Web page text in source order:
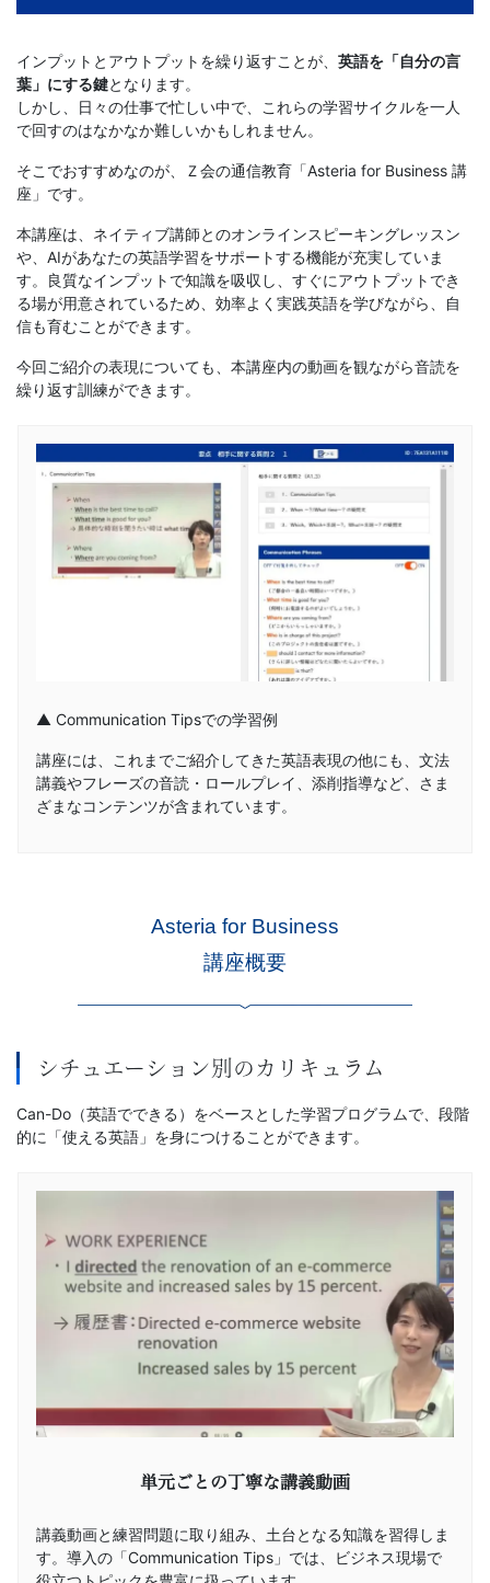
インプットとアウトプットを繰り返すことが、 英語を「自分の言
葉」にする鍵となります。
しかし、日々の仕事で忙しい中で、これらの学習サイクルを一人
で回すのはなかなか難しいかもしれません。
そこでおすすめなのが、Ｚ会の通信教育「Asteria for Business 講
座」です。
本講座は、ネイティブ講師とのオンラインスピーキングレッスン
や、AIがあなたの英語学習をサポートする機能が充実していま
す。良質なインプットで知識を吸収し、すぐにアウトプットでき
る場が用意されているため、効率よく実践英語を学びながら、自
信も育むことができます。
今回ご紹介の表現についても、本講座内の動画を観ながら音読を
繰り返す訓練ができます。
▲ Communication Tipsでの学習例
講座には、これまでご紹介してきた英語表現の他にも、文法
講義やフレーズの音読・ロールプレイ、添削指導など、さま
ざまなコンテンツが含まれています。
Asteria for Business
講座概要
シチュエーション別のカリキュラム
Can-Do（英語でできる）をベースとした学習プログラムで、段階
的に「使える英語」を身につけることができます。
単元ごとの丁寧な講義動画
講義動画と練習問題に取り組み、土台となる知識を習得しま
す。導入の「Communication Tips」では、ビジネス現場で